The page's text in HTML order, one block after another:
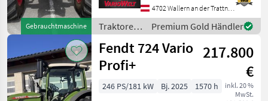
Gebrauchtmaschine
4702 Wallern an der Trattnach
Traktoren
/ Fendt
Premium Gold Händler
Fendt 724 Vario
Profi+
217.800
€
inkl. 20 %
MwSt.
246 PS/181 kW Bj. 2025
1570 h